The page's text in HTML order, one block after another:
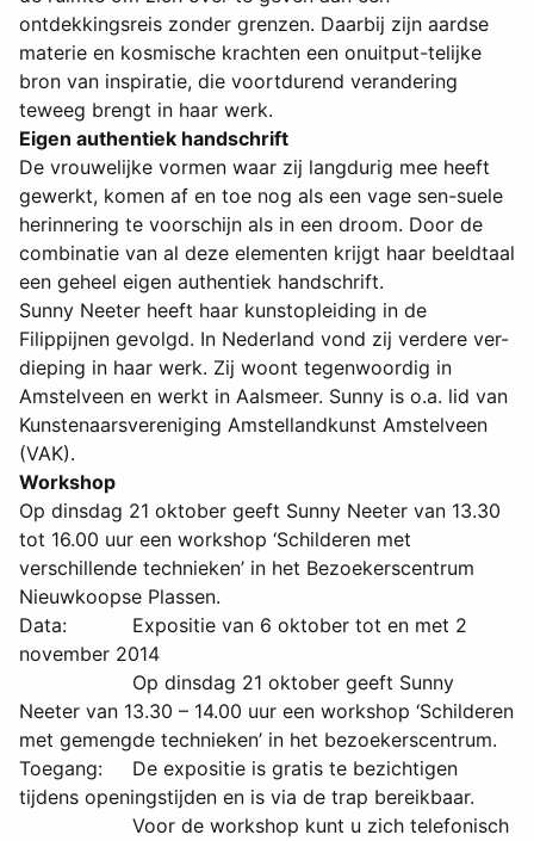
ontdekkingsreis zonder grenzen. Daarbij zijn aardse
materie en kosmische krachten een onuitput-telijke
bron van inspiratie, die voortdurend verandering
teweeg brengt in haar werk.
Eigen authentiek handschrift
De vrouwelijke vormen waar zij langdurig mee heeft
gewerkt, komen af en toe nog als een vage sen-suele
herinnering te voorschijn als in een droom. Door de
combinatie van al deze elementen krijgt haar beeldtaal
een geheel eigen authentiek handschrift.
Sunny Neeter heeft haar kunstopleiding in de
Filippijnen gevolgd. In Nederland vond zij verdere ver-
dieping in haar werk. Zij woont tegenwoordig in
Amstelveen en werkt in Aalsmeer. Sunny is o.a. lid van
Kunstenaarsvereniging Amstellandkunst Amstelveen
(VAK).
Workshop
Op dinsdag 21 oktober geeft Sunny Neeter van 13.30
tot 16.00 uur een workshop ‘Schilderen met
verschillende technieken’ in het Bezoekerscentrum
Nieuwkoopse Plassen.
Data: Expositie van 6 oktober tot en met 2
november 2014
Op dinsdag 21 oktober geeft Sunny
Neeter van 13.30 – 14.00 uur een workshop ‘Schilderen
met gemengde technieken’ in het bezoekerscentrum.
Toegang: De expositie is gratis te bezichtigen
tijdens openingstijden en is via de trap bereikbaar.
Voor de workshop kunt u zich telefonisch